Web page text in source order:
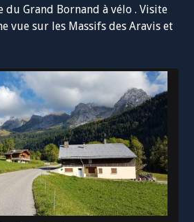
du Grand Bornand à vélo . Visite
vue sur les Massifs des Aravis et